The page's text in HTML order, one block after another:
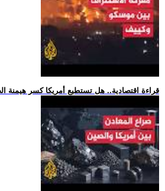
.. قراءة اقتصادية.. هل تستطيع أمريكا كسر هيمنة